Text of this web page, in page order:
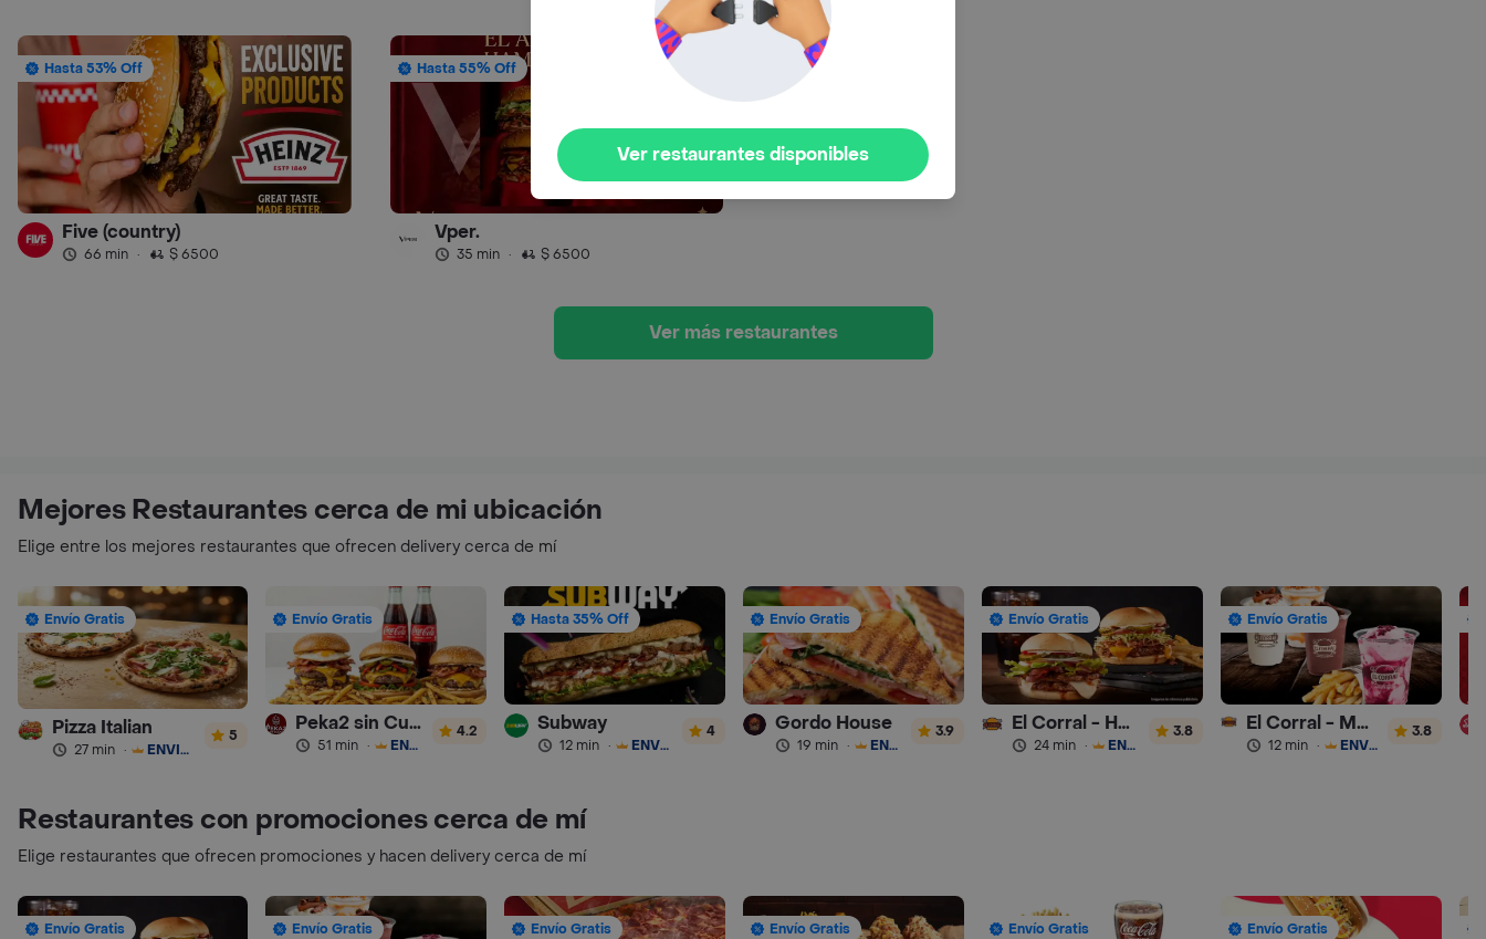
Hasta 53% Off
Five (country)
66 min · $ 6500
Hasta 55% Off
Vper.
35 min · $ 6500
Ver más restaurantes
Mejores Restaurantes cerca de mi ubicación
Elige entre los mejores restaurantes que ofrecen delivery cerca de mí
Envío Gratis
Pizza Italian
27 min · ENVÍO GRATIS
5
Envío Gratis
Peka2 sin Culpa Lourdes
51 min · ENVÍO GRATIS
4.2
Hasta 35% Off
Subway
12 min · ENVÍO GRATIS
4
Envío Gratis
Gordo House
19 min · ENVÍO GRATIS
3.9
Envío Gratis
El Corral - Hamburguesa
24 min · ENVÍO GRATIS
3.8
Envío Gratis
El Corral - Malteadas y Helados
12 min · ENVÍO GRATIS
3.8
Restaurantes con promociones cerca de mí
Elige restaurantes que ofrecen promociones y hacen delivery cerca de mí
Envío Gratis Envío Gratis Envío Gratis Envío Gratis Envío Gratis Envío Gratis
Ver restaurantes disponibles